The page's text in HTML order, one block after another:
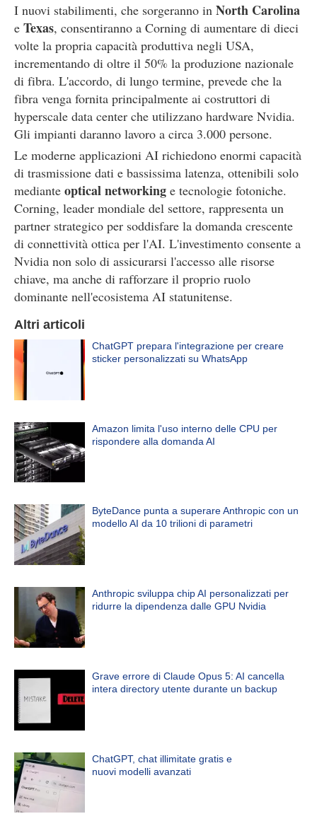
I nuovi stabilimenti, che sorgeranno in North Carolina
e Texas, consentiranno a Corning di aumentare di dieci
volte la propria capacità produttiva negli USA,
incrementando di oltre il 50% la produzione nazionale
di fibra. L'accordo, di lungo termine, prevede che la
fibra venga fornita principalmente ai costruttori di
hyperscale data center che utilizzano hardware Nvidia.
Gli impianti daranno lavoro a circa 3.000 persone.
Le moderne applicazioni AI richiedono enormi capacità
di trasmissione dati e bassissima latenza, ottenibili solo
mediante optical networking e tecnologie fotoniche.
Corning, leader mondiale del settore, rappresenta un
partner strategico per soddisfare la domanda crescente
di connettività ottica per l'AI. L'investimento consente a
Nvidia non solo di assicurarsi l'accesso alle risorse
chiave, ma anche di rafforzare il proprio ruolo
dominante nell'ecosistema AI statunitense.
Altri articoli
ChatGPT prepara l'integrazione per creare
sticker personalizzati su WhatsApp
Amazon limita l'uso interno delle CPU per
rispondere alla domanda AI
ByteDance punta a superare Anthropic con un
modello AI da 10 trilioni di parametri
Anthropic sviluppa chip AI personalizzati per
ridurre la dipendenza dalle GPU Nvidia
Grave errore di Claude Opus 5: AI cancella
intera directory utente durante un backup
ChatGPT, chat illimitate gratis e
nuovi modelli avanzati